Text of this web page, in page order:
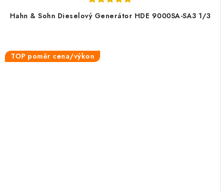
Hahn & Sohn Dieselový Generátor HDE 9000SA-SA3 1/3
TOP poměr cena/výkon